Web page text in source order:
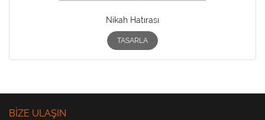
Nikah Hatırası
TASARLA
BIZE ULAŞIN